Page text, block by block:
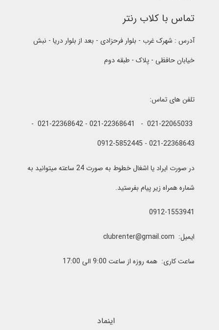
تماس با کلاب رنتر
آدرس : شهرک غرب - بلوار فرحزادی - بعد از بلوار دریا - نبش
خیابان حافظی - پلاک - طبقه دوم
تلفن های تماس:
021-22065033 - 021-22368641 - 021-22368642 -
021-22368643 - 0912-5852445
در صورت ایراد یا اشغال خطوط به صورت 24 ساعته میتوانید به
شماره همراه زیر پیام بفرستید.
0912-1553941
ایمیل: clubrenter@gmail.com
ساعت کاری: همه روزه از ساعت 9:00 الی 17:00
اینماد